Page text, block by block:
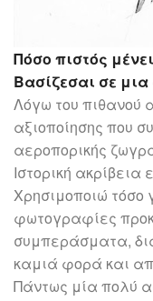
Πόσο πιστός
Βασίζεσαι σε
Λόγω του πιθανού
αξιοποίησης που
αεροπορικής
Ιστορική
Χρησιμοποιώ τόσο
φωτογραφίες
συμπεράσματα,
καμιά φορά και
Πάντως μία πολύ